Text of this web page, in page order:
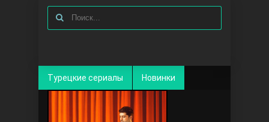
Турецкие сериалы Новинки